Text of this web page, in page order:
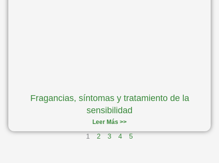
Fragancias, síntomas y tratamiento de la
sensibilidad
Leer Más >>
1 2 3 4 5